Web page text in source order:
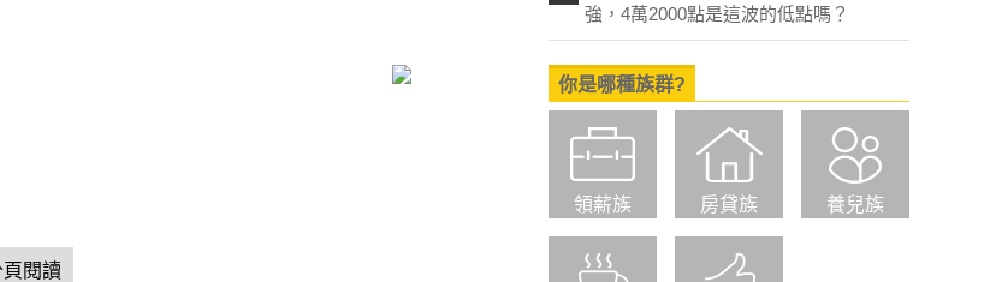
閱讀
強，4萬2000點是這波的低點嗎？
你是哪種族群?
領薪族 房貸族 養兒族